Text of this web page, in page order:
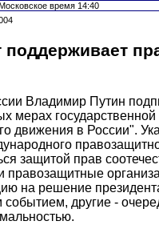
время 14:40
поддерживает
Владимир Путин
мерах
движения в России".
защитой прав
правозащитные
на решение
другие -